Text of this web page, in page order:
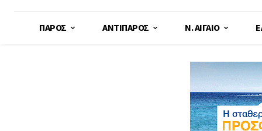
ΠΆΡΟΣ ΑΝΤΊΠΑΡΟΣ Ν. ΑΙΓΑΊΟ